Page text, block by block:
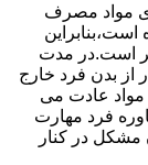
مواد مصرف
است.در مدت
بدن فرد خارج
عادت می
فرد مهارت
مشکل در کنار